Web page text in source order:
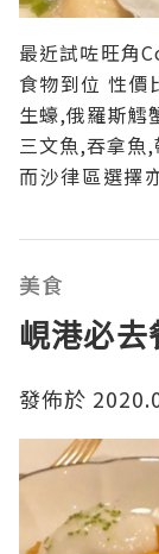
最近試咗旺角
食物到位 性價
生蠔,俄羅斯鱈
三文魚,吞拿魚
而沙律區選擇
柱花菇扒菜苗,
仲有鐵板燒
美食
峴港必去
發佈於